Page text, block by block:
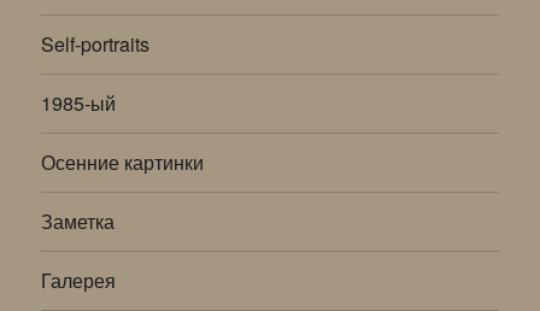
Self-portraits
1985-ый
Осенние картинки
Заметка
Галерея